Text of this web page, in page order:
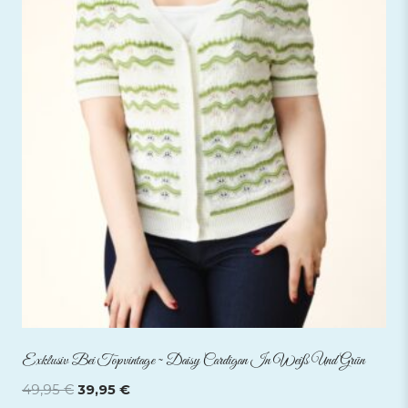
Exklusiv Bei Topvintage ~ Daisy Cardigan In Weiß Und Grün
49,95€ Ursprünglicher
39,95 €Aktueller